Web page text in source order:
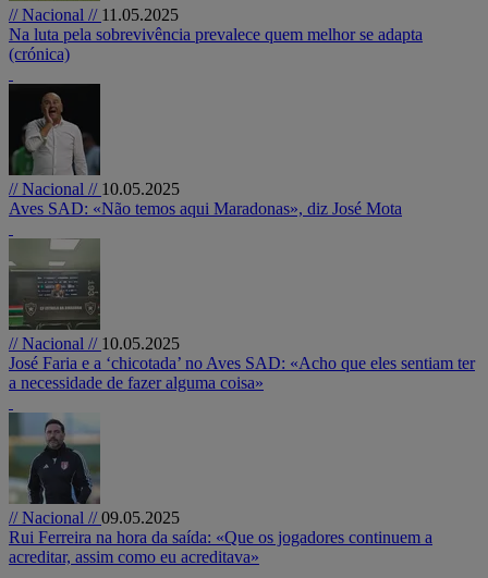
// Nacional // 11.05.2025
Na luta pela sobrevivência prevalece quem melhor se adapta
(crónica)
// Nacional // 10.05.2025
Aves SAD: «Não temos aqui Maradonas», diz José Mota
// Nacional // 10.05.2025
José Faria e a ‘chicotada’ no Aves SAD: «Acho que eles sentiam ter
a necessidade de fazer alguma coisa»
// Nacional //09.05.2025
Rui Ferreira na hora da saída: «Que os jogadores continuem a
acreditar, assim como eu acreditava»